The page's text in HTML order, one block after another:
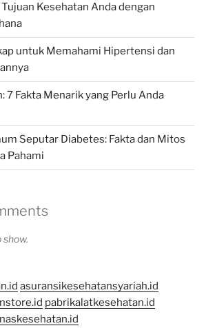
Kesehatan Anda dengan
untuk Memahami Hipertensi dan
7 Fakta Menarik yang Perlu Anda
Seputar Diabetes: Fakta dan Mitos
Pahami
asuransikesehatansyariah.id
pabrikalatkesehatan.id